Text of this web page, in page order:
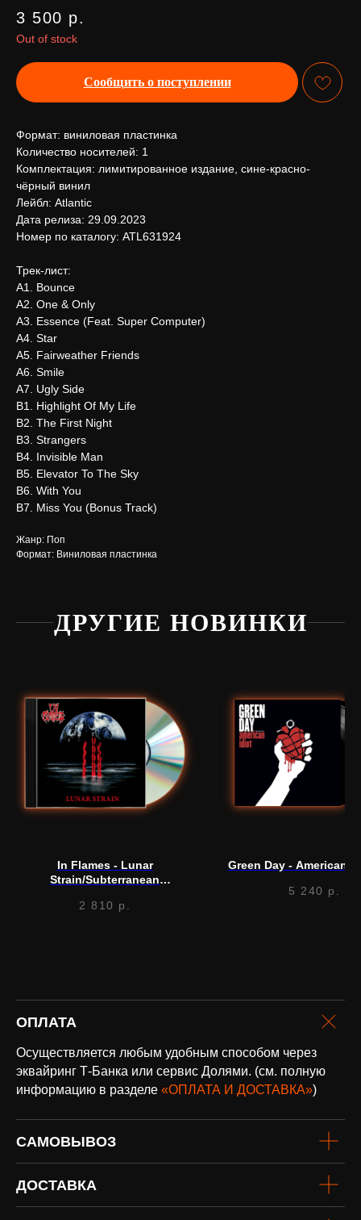
3 500 р.
Out of stock
Сообщить о поступлении
Формат: виниловая пластинка
Количество носителей: 1
Комплектация: лимитированное издание, сине-красно-
чёрный винил
Лейбл: Atlantic
Дата релиза: 29.09.2023
Номер по каталогу: ATL631924
Трек-лист:
А1. Bounce
А2. One & Only
А3. Essence (Feat. Super Computer)
А4. Star
А5. Fairweather Friends
А6. Smile
А7. Ugly Side
В1. Highlight Of My Life
В2. The First Night
В3. Strangers
В4. Invisible Man
В5. Elevator To The Sky
В6. With You
В7. Miss You (Bonus Track)
Жанр: Поп
Формат: Виниловая пластинка
ДРУГИЕ НОВИНКИ
In Flames - Lunar
Strain/Subterranean
2 810 р.
Green Day - American
5 240 р.
ОПЛАТА
Осуществляется любым удобным способом через
эквайринг Т-Банка или сервис Долями. (см. полную
информацию в разделе «ОПЛАТА И ДОСТАВКА»)
САМОВЫВОЗ
ДОСТАВКА
Нужна
помощь?
Напишите нам, мы ответим
на все вопросы и поможем
оплата и
доставка
Подробнее
Доставка по всей России и странам